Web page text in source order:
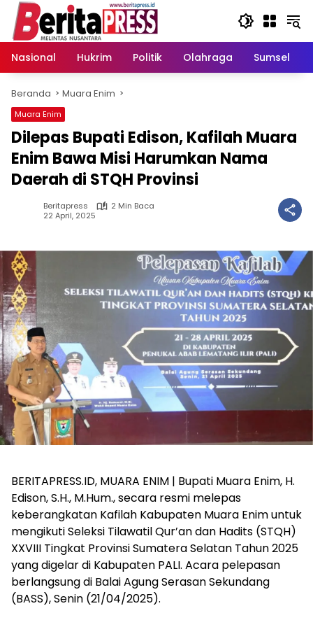
Langsung
konten
Nasional
Hukrim Politik Olahraga Sumsel
Beranda Muara Enim
Muara Enim
Dilepas Bupati Edison, Kafilah Muara
Enim Bawa Misi Harumkan Nama
Daerah di STQH Provinsi
Beritapress
2 Min Baca
22 April, 2025
BERITAPRESS.ID, MUARA ENIM | Bupati Muara Enim, H.
Edison, S.H., M.Hum., secara resmi melepas
keberangkatan Kafilah Kabupaten Muara Enim untuk
mengikuti Seleksi Tilawatil Qur’an dan Hadits (STQH)
XXVIII Tingkat Provinsi Sumatera Selatan Tahun 2025
yang digelar di Kabupaten PALI. Acara pelepasan
berlangsung di Balai Agung Serasan Sekundang
(BASS), Senin (21/04/2025).